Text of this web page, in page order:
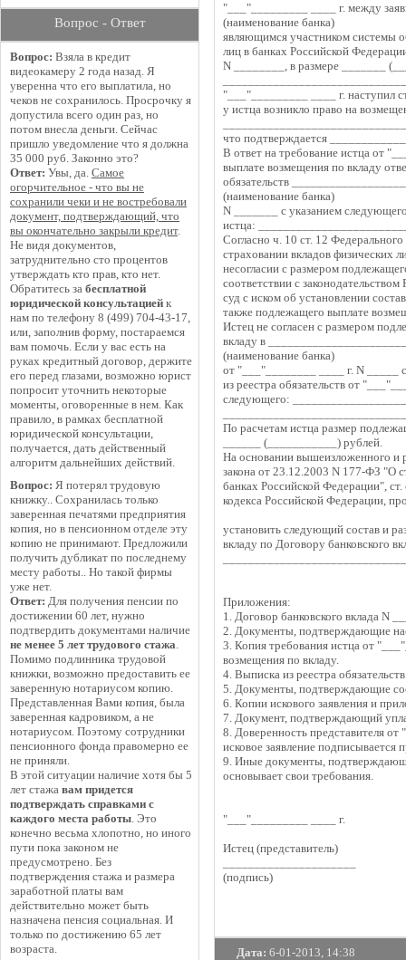
Вопрос - Ответ
Вопрос: Взяла в кредит
видеокамеру 2 года назад. Я
уверенна что его выплатила, но
чеков не сохранилось. Просрочку я
допустила всего один раз, но
потом внесла деньги. Сейчас
пришло уведомление что я должна
35 000 руб. Законно это?
Ответ: Увы, да. Самое
огорчительное - что вы не
сохранили чеки и не востребовали
документ, подтверждающий, что
вы окончательно закрыли кредит.
Не видя документов,
затруднительно сто процентов
утверждать кто прав, кто нет.
Обратитесь за бесплатной
юридической консультацией к
нам по телефону 8 (499) 704-43-17,
или, заполнив форму, постараемся
вам помочь. Если у вас есть на
руках кредитный договор, держите
его перед глазами, возможно юрист
попросит уточнить некоторые
моменты, оговоренные в нем. Как
правило, в рамках бесплатной
юридической консультации,
получается, дать действенный
алгоритм дальнейших действий.
Вопрос: Я потерял трудовую
книжку.. Сохранилась только
заверенная печатями предприятия
копия, но в пенсионном отделе эту
копию не принимают. Предложили
получить дубликат по последнему
месту работы.. Но такой фирмы
уже нет.
Ответ: Для получения пенсии по
достижении 60 лет, нужно
подтвердить документами наличие
не менее 5 лет трудового стажа.
Помимо подлинника трудовой
книжки, возможно предоставить ее
заверенную нотариусом копию.
Представленная Вами копия, была
заверенная кадровиком, а не
нотариусом. Поэтому сотрудники
пенсионного фонда правомерно ее
не приняли.
В этой ситуации наличие хотя бы 5
лет стажа вам придется
подтверждать справками с
каждого места работы. Это
конечно весьма хлопотно, но иного
пути пока законом не
предусмотрено. Без
подтверждения стажа и размера
заработной платы вам
действительно может быть
назначена пенсия социальная. И
только по достижению 65 лет
возраста.
"___"_________ ____ г. между
(наименование банка)
являющимся участником системы
лиц в банках Российской
N ________, в размере _______
"___"_________ ____ г. наступил
у истца возникло право на
что подтверждается
В ответ на требование истца от
выплате возмещения по вкладу
обязательств
(наименование банка)
N _______ с указанием
истца:
Согласно ч. 10 ст. 12
страховании вкладов физических
несогласии с размером
соответствии с
суд с иском об установлении
также подлежащего выплате
Истец не согласен с размером
вкладу в
(наименование банка)
от "___"________ ____ г. N _____
из реестра обязательств от
следующего:
По расчетам истца размер
______ (___________) рублей.
На основании вышеизложенного и
закона от 23.12.2003 N 177-ФЗ "О
банках Российской Федерации",
кодекса Российской Федерации,
установить следующий состав и
вкладу по Договору банковского
Приложения:
1. Договор банковского вклада N
2. Документы, подтверждающие
3. Копия требования истца от
возмещения по вкладу.
4. Выписка из реестра
5. Документы, подтверждающие
6. Копии искового заявления и
7. Документ, подтверждающий
8. Доверенность представителя
исковое заявление подписывается
9. Иные документы,
основывает свои требования.
"___"_________ ____ г.
Истец (представитель)
(подпись)
Дата: 6-01-2013, 14:38